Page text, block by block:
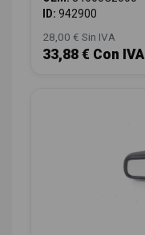
ID: 942900
28,00 € Sin IVA
33,88 € Con IVA